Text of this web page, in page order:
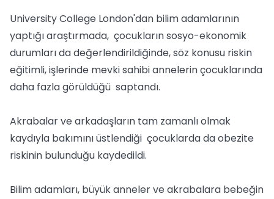
University College London'dan bilim adamlarının
yaptığı araştırmada, çocukların sosyo-ekonomik
durumları da değerlendirildiğinde, söz konusu riskin
eğitimli, işlerinde mevki sahibi annelerin çocuklarında
daha fazla görüldüğü saptandı.
Akrabalar ve arkadaşların tam zamanlı olmak
kaydıyla bakımını üstlendiği çocuklarda da obezite
riskinin bulunduğu kaydedildi.
Bilim adamları, büyük anneler ve akrabalara bebeğin